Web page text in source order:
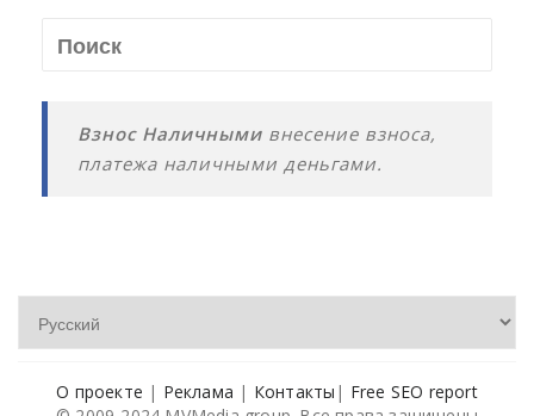
Взнос Наличными внесение взноса,
платежа наличными деньгами.
О проекте | Реклама | Контакты | Free SEO report